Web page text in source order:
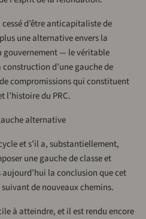
d’être anticapitaliste de
une alternative envers la
gouvernement — le véritable
d’une gauche de
compromissions qui constituent
l’histoire du PRC.
alternative
et s’il a, substantiellement,
une gauche de classe et
la conclusion que cet
de nouveaux chemins.
à atteindre, et il est rendu encore